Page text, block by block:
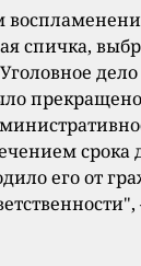
спичка,
срока
его от